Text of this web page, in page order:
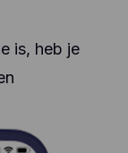
is, heb je